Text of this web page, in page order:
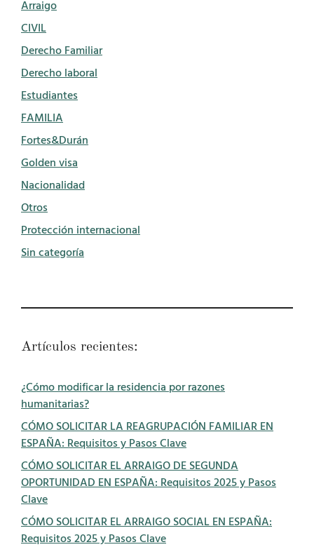
Arraigo
CIVIL
Derecho Familiar
Derecho laboral
Estudiantes
FAMILIA
Fortes&Durán
Golden visa
Nacionalidad
Otros
Protección internacional
Sin categoría
Artículos recientes:
¿Cómo modificar la residencia por razones
humanitarias?
CÓMO SOLICITAR LA REAGRUPACIÓN FAMILIAR EN
ESPAÑA: Requisitos y Pasos Clave
CÓMO SOLICITAR EL ARRAIGO DE SEGUNDA
OPORTUNIDAD EN ESPAÑA: Requisitos 2025 y Pasos
Clave
CÓMO SOLICITAR EL ARRAIGO SOCIAL EN ESPAÑA:
Requisitos 2025 y Pasos Clave